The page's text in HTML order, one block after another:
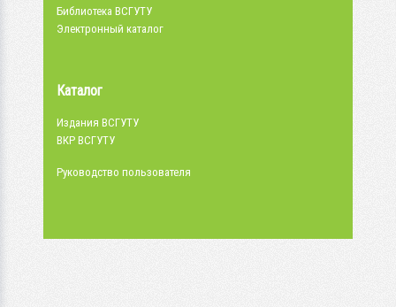
Библиотека ВСГУТУ
Электронный каталог
Каталог
Издания ВСГУТУ
ВКР ВСГУТУ
Руководство пользователя